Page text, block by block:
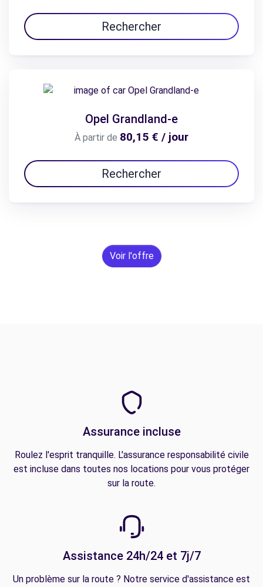
Rechercher
Opel Grandland-e
À partir de 80,15 € / jour
Rechercher
Voir l'offre
Assurance incluse
Roulez l'esprit tranquille. L'assurance responsabilité civile
est incluse dans toutes nos locations pour vous protéger
sur la route.
Assistance 24h/24 et 7j/7
Un problème sur la route ? Notre service d'assistance est